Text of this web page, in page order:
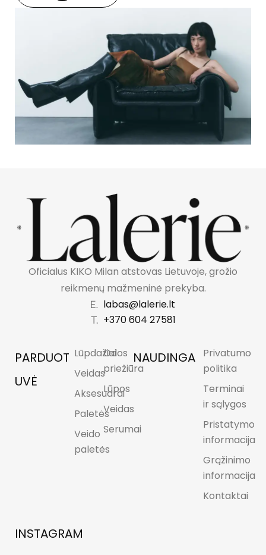
Oficialus KIKO Milan atstovas Lietuvoje, grožio
reikmenų mažmeninė prekyba.
labas@lalerie.lt
+370 604 27581
PARDUOT
UVĖ
Lūpdažiai
Veidas
Aksesuarai
Paletės
Veido
paletės
Odos
priežiūra
Lūpos
Veidas
Serumai
NAUDINGA
Privatumo
politika
Terminai
ir sąlygos
Pristatymo
informacija
Grąžinimo
informacija
Kontaktai
INSTAGRAM